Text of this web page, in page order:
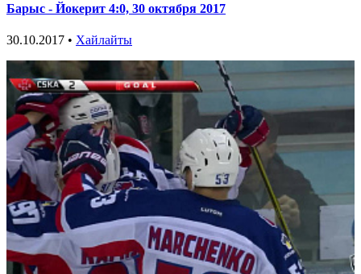
Барыс - Йокерит 4:0, 30 октября 2017
30.10.2017 • Хайлайты